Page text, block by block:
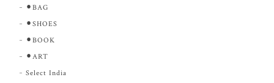
⚫︎BAG
⚫︎SHOES
⚫︎BOOK
⚫︎ART
Select India